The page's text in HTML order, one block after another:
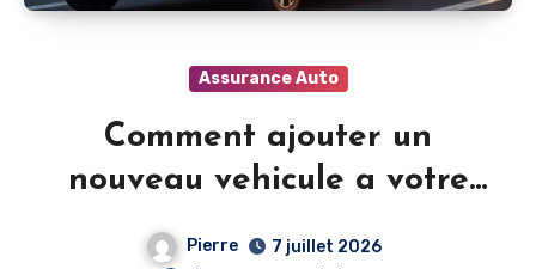
Assurance Auto
Comment ajouter un
nouveau vehicule a votre
contrat sans se tromper
Pierre
7 juillet 2026